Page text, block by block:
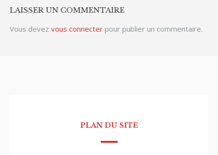
LAISSER UN COMMENTAIRE
Vous devez vous connecter pour publier un commentaire.
PLAN DU SITE